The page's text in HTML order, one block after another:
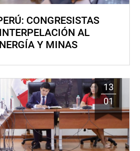
CONGRESISTAS
AL
Y MINAS
13
01